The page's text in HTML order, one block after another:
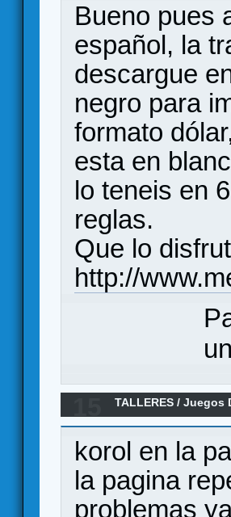
Bueno pues
español, la
descargue
negro para
formato
esta en
lo teneis en
reglas.
Que lo
http://
TALLERES /Juegos
korol en la
la pagina
problemas